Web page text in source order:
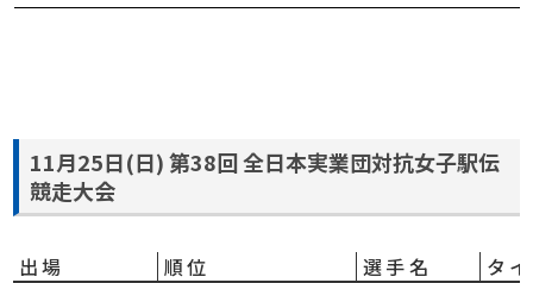
11月25日(日) 第38回 全日本実業団対抗女子駅伝
競走大会
出場 順位 選手名
タ